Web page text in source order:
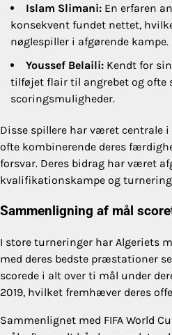
Islam Slimani: En erfaren
konsekvent fundet nettet,
nøglespiller i afgørende kampe.
Youssef Belaili: Kendt for
tilføjet flair til angrebet og ofte
scoringsmuligheder.
Disse spillere har været centrale
ofte kombinerende deres
forsvar. Deres bidrag har været
kvalifikationskampe og
Sammenligning af mål
I store turneringer har Algeriets
med deres bedste præstationer
scorede i alt over ti mål under
2019, hvilket fremhæver deres
Sammenlignet med FIFA World